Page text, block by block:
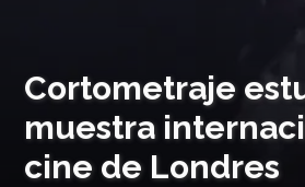
Cortometraje
muestra
cine de Londres